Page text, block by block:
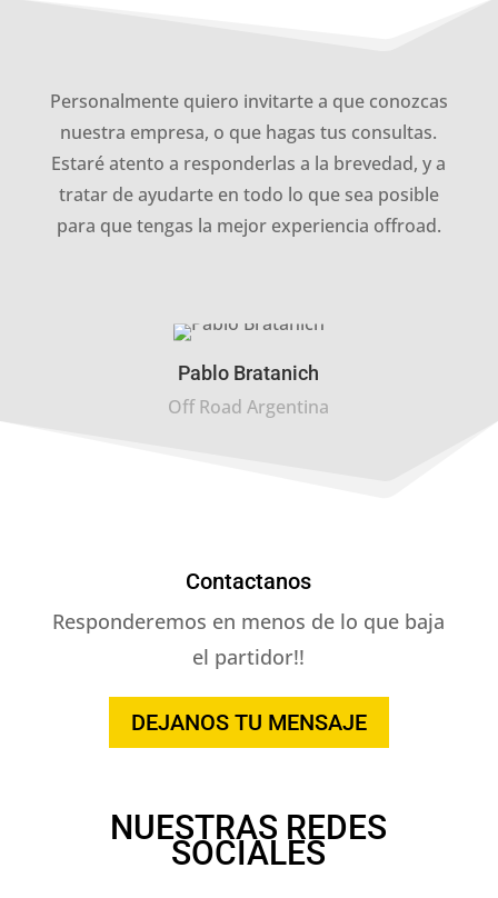
Personalmente quiero invitarte a que conozcas
nuestra empresa, o que hagas tus consultas.
Estaré atento a responderlas a la brevedad, y a
tratar de ayudarte en todo lo que sea posible
para que tengas la mejor experiencia offroad.
Pablo Bratanich
Off Road Argentina
Contactanos
Responderemos en menos de lo que baja
el partidor!!
DEJANOS TU MENSAJE
NUESTRAS REDES
SOCIALES